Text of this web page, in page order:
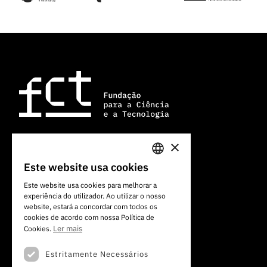
Av. do Brasil, 101
+351 213 924 300
PORTUGUESE
ENGLISH
×
Este website usa cookies
Este website usa cookies para melhorar a
experiência do utilizador. Ao utilizar o nosso
website, estará a concordar com todos os
cookies de acordo com nossa Política de
Cookies. Ler mais
Estritamente Necessários